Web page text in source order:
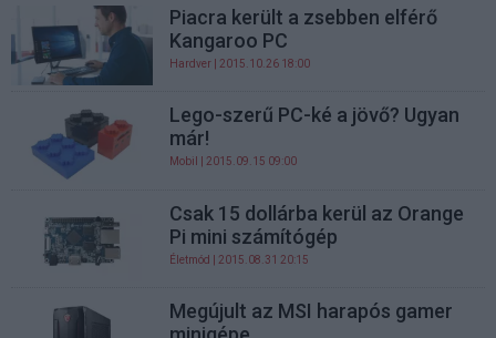
Piacra került a zsebben elférő
Kangaroo PC
Hardver | 2015.10.26 18:00
Lego-szerű PC-ké a jövő? Ugyan
már!
Mobil | 2015.09.15 09:00
Csak 15 dollárba kerül az Orange
Pi mini számítógép
Életmód | 2015.08.31 20:15
Megújult az MSI harapós gamer